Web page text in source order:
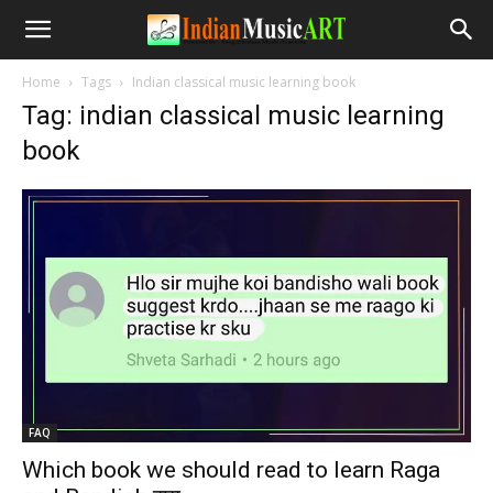
Home Tags Indian classical music learning book
Tag: indian classical music learning
book
FAQ
Which book we should read to learn Raga